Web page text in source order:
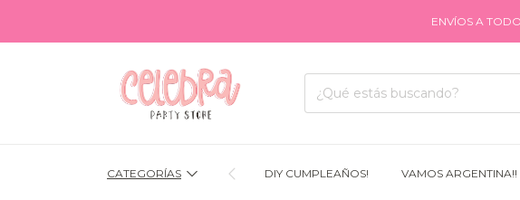
ENVÍOS A TODO EL PAÍS
CATEGORÍAS DIY CUMPLEAÑOS! VAMOS ARGENTINA!!